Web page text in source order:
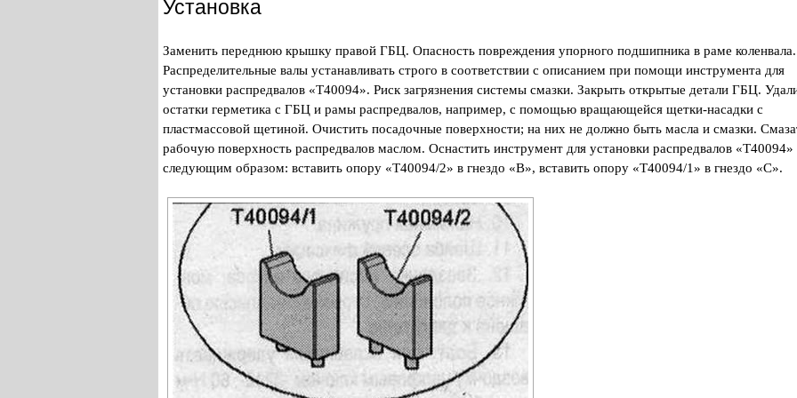
Установка
Заменить переднюю крышку правой ГБЦ. Опасность повреждения упорного подшипника в раме коленвала.
Распределительные валы устанавливать строго в соответствии с описанием при помощи инструмента для
установки распредвалов «Т40094». Риск загрязнения системы смазки. Закрыть открытые детали ГБЦ.
остатки герметика с ГБЦ и рамы распредвалов, например, с помощью вращающейся щетки-насадки с
пластмассовой щетиной. Очистить посадочные поверхности; на них не должно быть масла и смазки.
рабочую поверхность распредвалов маслом. Оснастить инструмент для установки распредвалов «Т40094»
следующим образом: вставить опору «Т40094/2» в гнездо «В», вставить опору «Т40094/1» в гнездо «С».